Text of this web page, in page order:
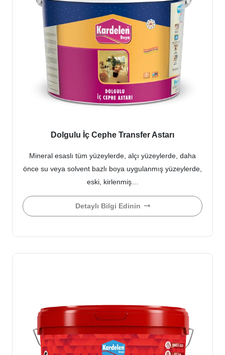
Dolgulu İç Cephe Transfer Astarı
Mineral esaslı tüm yüzeylerde, alçı yüzeylerde, daha
önce su veya solvent bazlı boya uygulanmış yüzeylerde,
eski, kirlenmiş…
Detaylı Bilgi Edinin